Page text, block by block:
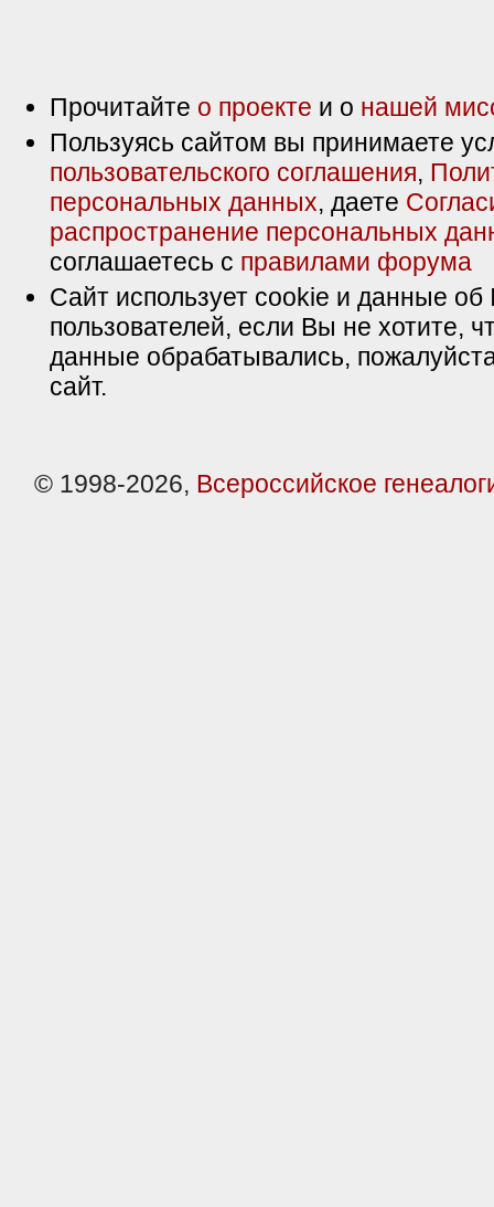
Прочитайте о проекте и о нашей
Пользуясь сайтом вы принимаете
пользовательского соглашения,
персональных данных, даете
распространение персональных
соглашаетесь с правилами форума
Сайт использует cookie и данные об
пользователей, если Вы не хотите,
данные обрабатывались,
сайт.
© 1998-2026, Всероссийское